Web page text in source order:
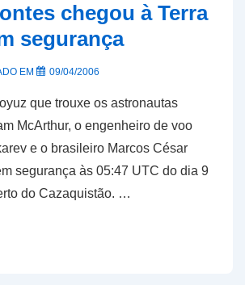
chegou à Terra
segurança
EM 09/04/2006
que trouxe os astronautas
McArthur, o engenheiro de voo
e o brasileiro Marcos César
segurança às 05:47 UTC do dia 9
do Cazaquistão. …